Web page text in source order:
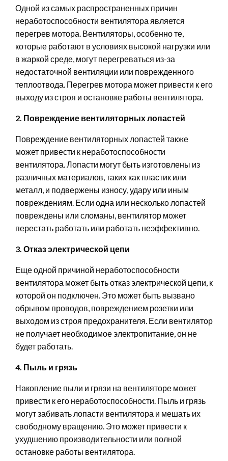
Одной из самых распространенных причин
неработоспособности вентилятора является
перегрев мотора. Вентиляторы, особенно те,
которые работают в условиях высокой нагрузки или
в жаркой среде, могут перегреваться из-за
недостаточной вентиляции или поврежденного
теплоотвода. Перегрев мотора может привести к его
выходу из строя и остановке работы вентилятора.
2. Повреждение вентиляторных лопастей
Повреждение вентиляторных лопастей также
может привести к неработоспособности
вентилятора. Лопасти могут быть изготовлены из
различных материалов, таких как пластик или
металл, и подвержены износу, удару или иным
повреждениям. Если одна или несколько лопастей
повреждены или сломаны, вентилятор может
перестать работать или работать неэффективно.
3. Отказ электрической цепи
Еще одной причиной неработоспособности
вентилятора может быть отказ электрической цепи, к
которой он подключен. Это может быть вызвано
обрывом проводов, повреждением розетки или
выходом из строя предохранителя. Если вентилятор
не получает необходимое электропитание, он не
будет работать.
4. Пыль и грязь
Накопление пыли и грязи на вентиляторе может
привести к его неработоспособности. Пыль и грязь
могут забивать лопасти вентилятора и мешать их
свободному вращению. Это может привести к
ухудшению производительности или полной
остановке работы вентилятора.